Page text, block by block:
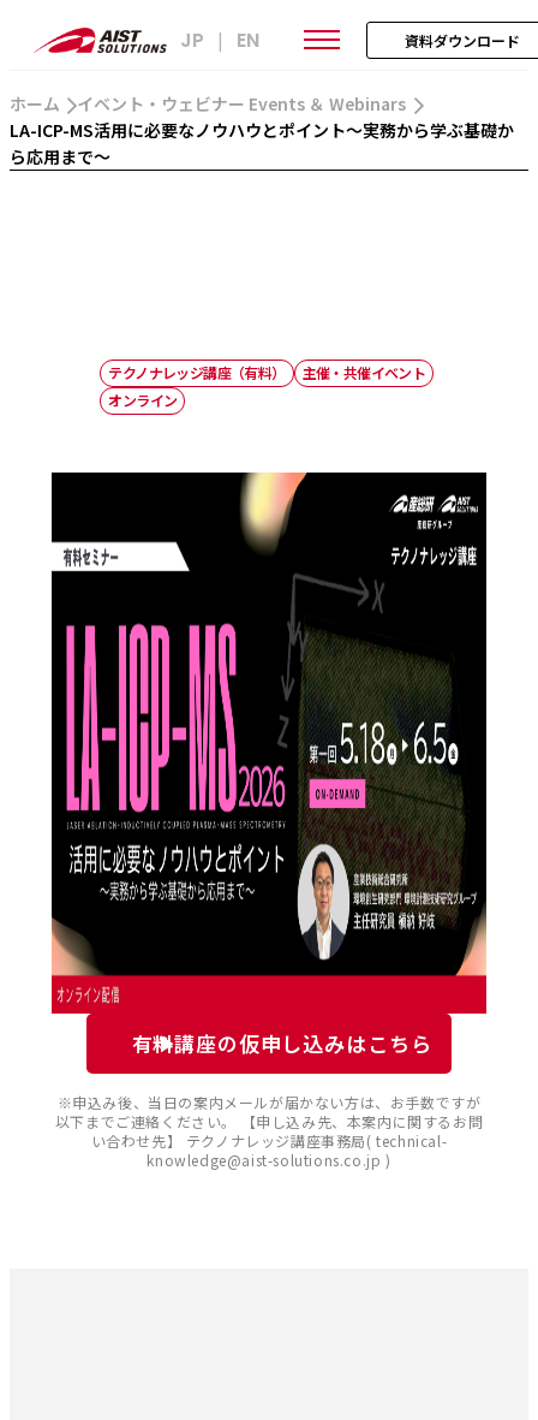
JP | EN 資料ダウンロード
ホーム
イベント・ウェビナー Events ＆ Webinars
LA-ICP-MS活用に必要なノウハウとポイント～実務から学ぶ基礎か
ら応用まで～
テクノナレッジ講座（有料）
主催・共催イベント
オンライン
有料講座の仮申し込みはこちら
※申込み後、当日の案内メールが届かない方は、お手数ですが
以下までご連絡ください。 【申し込み先、本案内に関するお問
い合わせ先】 テクノナレッジ講座事務局( technical-
knowledge@aist-solutions.co.jp )